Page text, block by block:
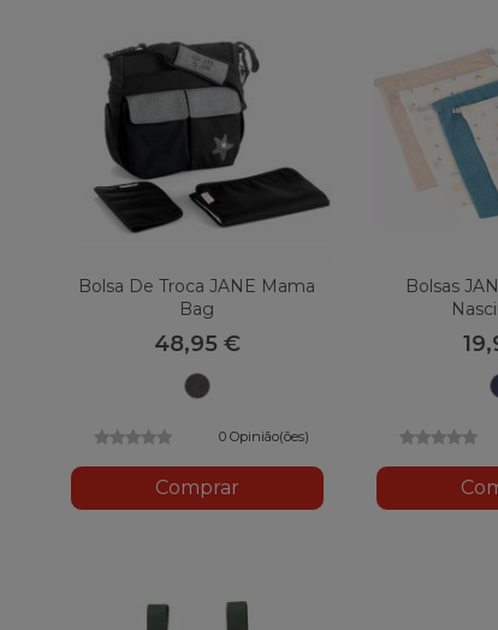
Bolsa De Troca JANE Mama
Bag
48,95 €
S45
0 Opinião(ões)
Comprar
Bolsas